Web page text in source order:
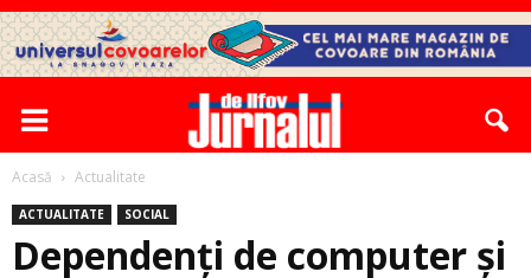
Acasă Actualitate
ACTUALITATE SOCIAL
Dependenți de computer și